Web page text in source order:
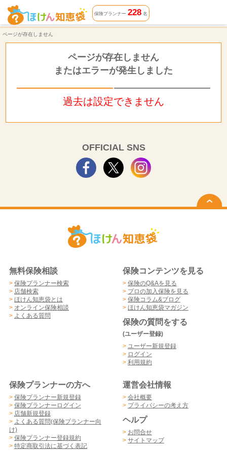
ページが存在しません | ほけん知恵袋
保険プランナー 228名
ページが存在しません
ページが存在しません
またはエラーが発生しました
過去は設定できません
OFFICIAL SNS
無料保険相談
> 保険プランナー検索
> 店舗検索
> ほけん知恵袋とは
> オンライン保険相談
> よくある質問
保険コンテンツを見る
> 保険のQ&Aを見る
> プロの加入保険を見る
> 保険コラム&ブログ
> ほけん知恵袋マガジン
保険の質問をする
(ユーザー登録)
> ユーザー新規登録
> ログイン
> 利用規約
保険プランナーの方へ
> 保険プランナー新規登録
> 保険プランナーログイン
> 店舗新規登録
> よくある質問(保険プランナー向
け)
> 保険プランナー登録規約
> 特定商取引法に基づく表記
運営会社情報
> 会社概要
> プライバシーの考え方
ヘルプ
> お問合せ
> サイトマップ